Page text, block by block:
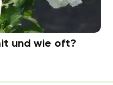
und wie oft?